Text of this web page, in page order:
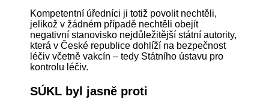
Kompetentní úředníci ji totiž povolit nechtěli,
jelikož v žádném případě nechtěli obejít
negativní stanovisko nejdůležitější státní autority,
která v České republice dohlíží na bezpečnost
léčiv včetně vakcín – tedy Státního ústavu pro
kontrolu léčiv.
SÚKL byl jasně proti